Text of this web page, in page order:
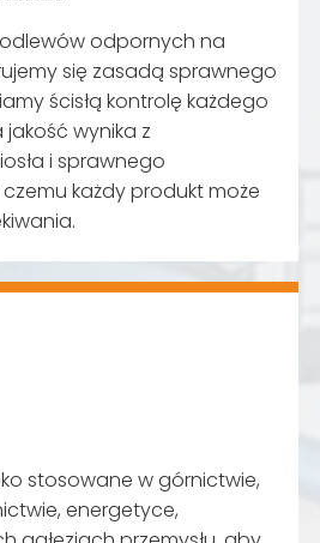
odpornych na
się zasadą sprawnego
ścisłą kontrolę każdego
jakość wynika z
i sprawnego
każdy produkt może
stosowane w górnictwie,
energetyce,